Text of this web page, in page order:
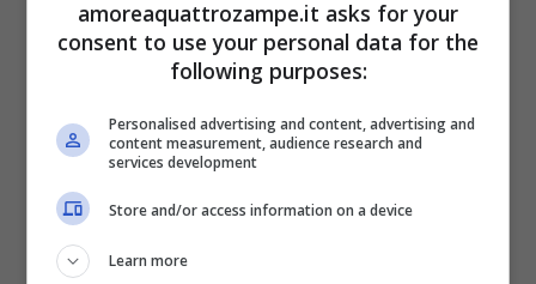
punture dei piccoli parassiti.
Macchie e puntini rossi: alcuni cani sono
manifestarsi con arrossamento localizzato
sulla cute.
Perdita di pelo:
del solito, magari localizzato solo in alcune
amoreaquattrozampe.it asks for your
consent to use your personal data for the
following purposes:
Personalised advertising and content, advertising and
content measurement, audience research and
services development
Store and/or access information on a device
Learn more